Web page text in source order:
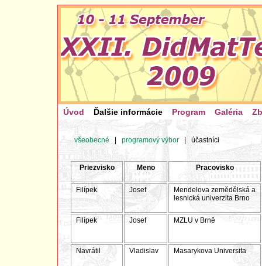
Úvod Ďalšie informácie Program Galéria
všeobecné programový výbor účastníci
Priezvisko Meno Pracovisko
Filípek Josef
Mendelova zemědělská a
lesnická univerzita Brno
Filípek Josef MZLU v Brně
Navrátil Vladislav Masarykova Universita